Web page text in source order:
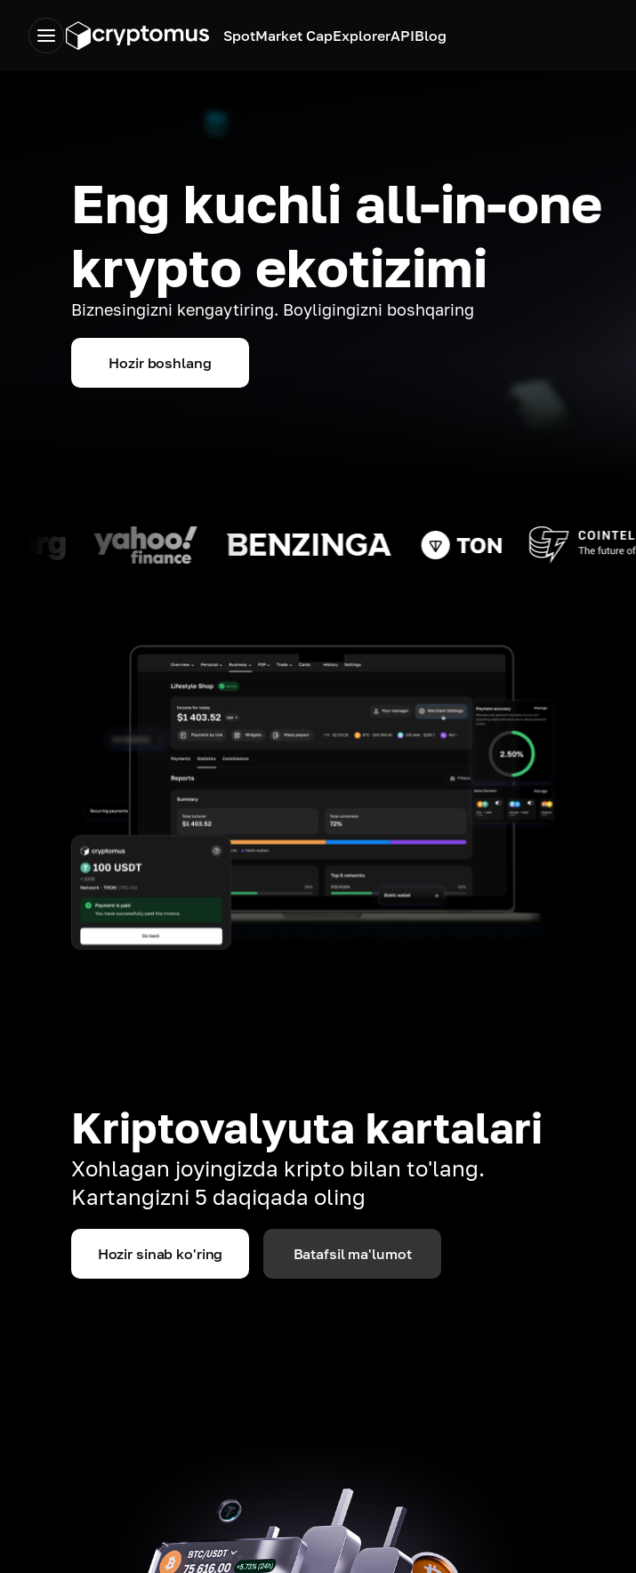
SpotMarket CapExplorerAPIBlog
Eng kuchli all-in-one
krypto ekotizimi
Biznesingizni kengaytiring. Boyligingizni boshqaring
Hozir boshlang
Kriptovalyuta kartalari
Xohlagan joyingizda kripto bilan to'lang.
Kartangizni 5 daqiqada oling
Hozir sinab ko'ring Batafsil ma'lumot